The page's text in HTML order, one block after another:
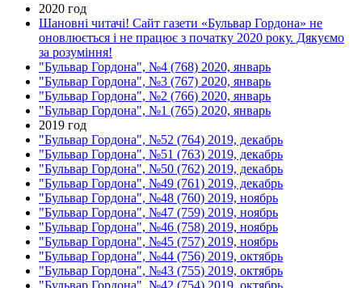
2020 год
Шановні читачі! Сайт газети «Бульвар Гордона» не
оновлюється і не працює з початку 2020 року. Дякуємо
за розуміння!
"Бульвар Гордона", №4 (768) 2020, январь
"Бульвар Гордона", №3 (767) 2020, январь
"Бульвар Гордона", №2 (766) 2020, январь
"Бульвар Гордона", №1 (765) 2020, январь
2019 год
"Бульвар Гордона", №52 (764) 2019, декабрь
"Бульвар Гордона", №51 (763) 2019, декабрь
"Бульвар Гордона", №50 (762) 2019, декабрь
"Бульвар Гордона", №49 (761) 2019, декабрь
"Бульвар Гордона", №48 (760) 2019, ноябрь
"Бульвар Гордона", №47 (759) 2019, ноябрь
"Бульвар Гордона", №46 (758) 2019, ноябрь
"Бульвар Гордона", №45 (757) 2019, ноябрь
"Бульвар Гордона", №44 (756) 2019, октябрь
"Бульвар Гордона", №43 (755) 2019, октябрь
"Бульвар Гордона", №42 (754) 2019, октябрь